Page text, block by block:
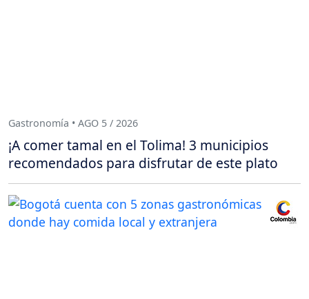
Gastronomía • AGO 5 / 2026
¡A comer tamal en el Tolima! 3 municipios
recomendados para disfrutar de este plato